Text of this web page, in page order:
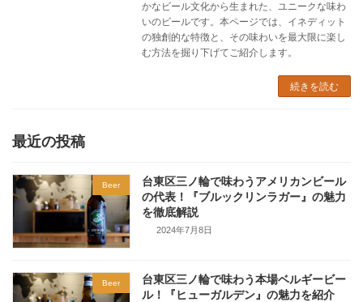
かなビール文化から生まれた、ユニークな味わ
いのビールです。本ページでは、イネディット
の独創的な特徴と、その味わいを最大限に楽し
む方法を掘り下げてご紹介します。
続きを読む
最近の投稿
Beer
台東区三ノ輪で味わうアメリカンビール
の代表！『ブルックリンラガー』の魅力
を徹底解説
2024年7月8日
Beer
台東区三ノ輪で味わう本場ベルギービー
ル！『ヒューガルデン』の魅力を紹介